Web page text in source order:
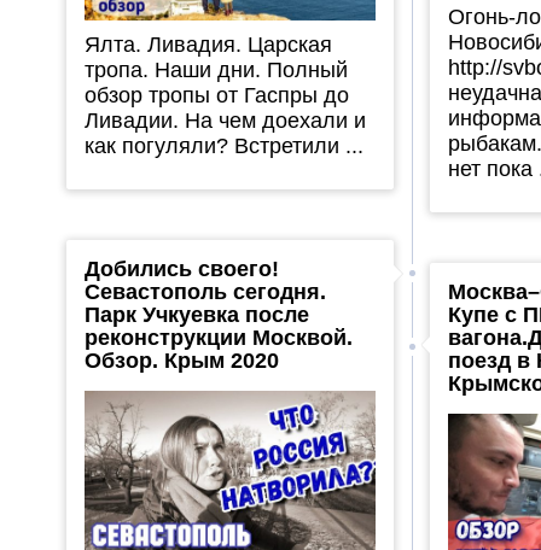
Ялта. Ливадия. Царская
тропа. Наши дни. Полный
обзор тропы от Гаспры до
Ливадии. На чем доехали и
как погуляли? Встретили ...
Огонь-
http://
нет пока
Добились своего!
Севастополь сегодня.
Парк Учкуевка после
реконструкции Москвой.
Обзор. Крым 2020
Купе с
поезд в